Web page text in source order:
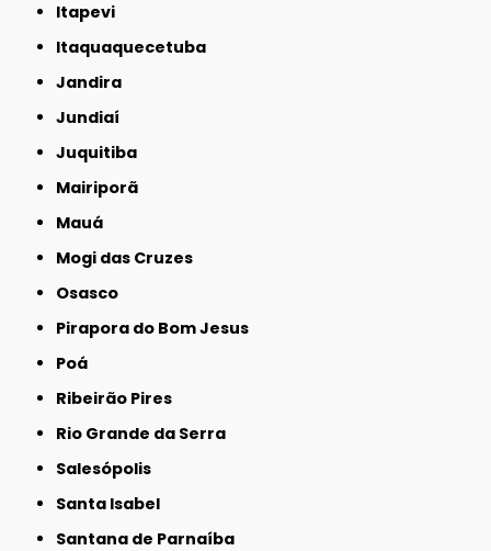
Itapevi
Itaquaquecetuba
Jandira
Jundiaí
Juquitiba
Mairiporã
Mauá
Mogi das Cruzes
Osasco
Pirapora do Bom Jesus
Poá
Ribeirão Pires
Rio Grande da Serra
Salesópolis
Santa Isabel
Santana de Parnaíba